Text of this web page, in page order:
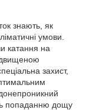
знають, як
умови.
катання на
захист,
попаданню дощу